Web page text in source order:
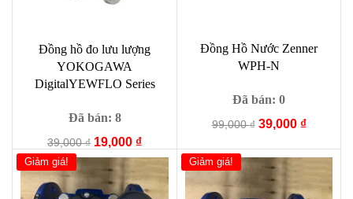
Đồng hồ đo lưu lượng
YOKOGAWA
DigitalYEWFLO Series
Đã bán: 8
39,000₫ Giá
gốc
là:
39,000 ₫.
19,000 ₫Giá
hiện
là:
Đồng Hồ Nước Zenner
WPH-N
Đã bán: 0
99,000₫ Giá
là:
99,000 ₫.
39,000 ₫Giá
tại
39,000
Giảm giá! Giảm giá!